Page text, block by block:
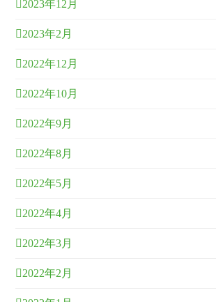
2023年12月
2023年2月
2022年12月
2022年10月
2022年9月
2022年8月
2022年5月
2022年4月
2022年3月
2022年2月